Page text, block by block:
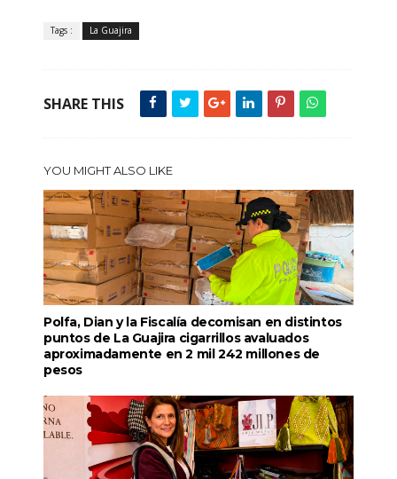
Tags : La Guajira
SHARE THIS
YOU MIGHT ALSO LIKE
Polfa, Dian y la Fiscalía decomisan en distintos
puntos de La Guajira cigarrillos avaluados
aproximadamente en 2 mil 242 millones de
pesos